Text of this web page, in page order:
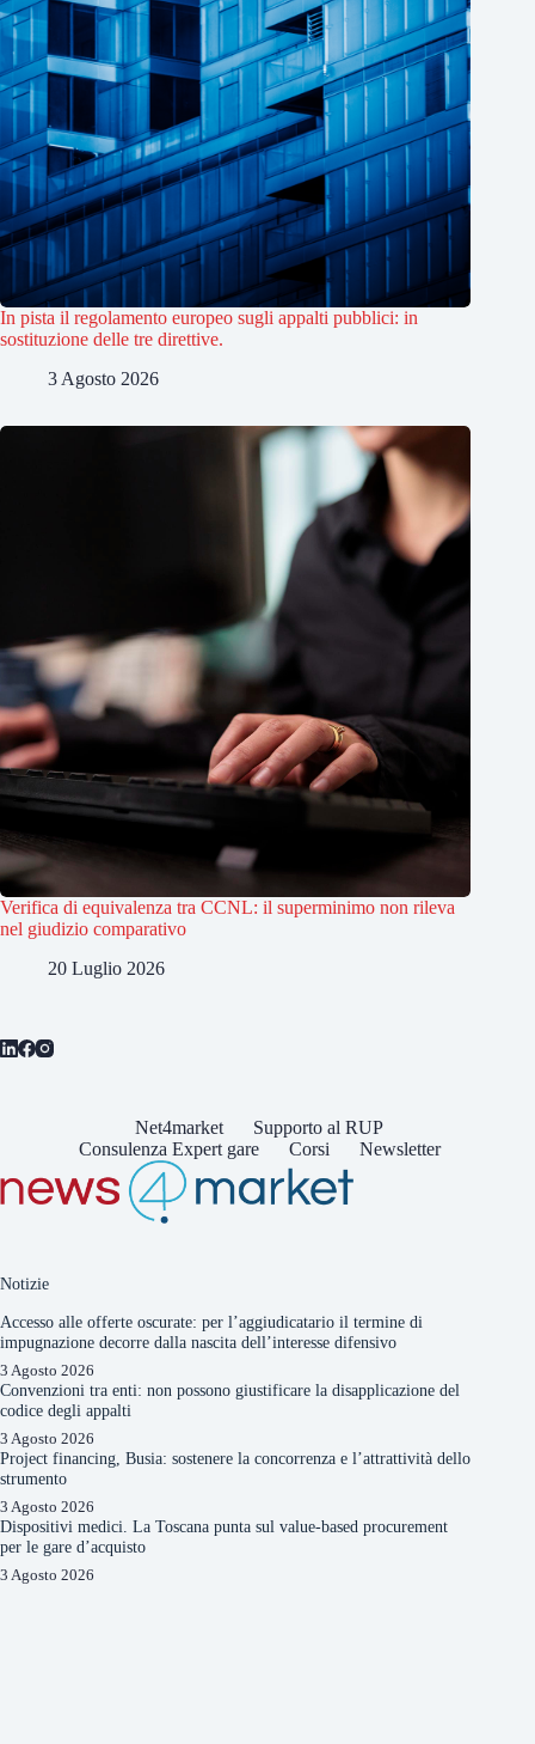
In pista il regolamento europeo sugli appalti pubblici: in
sostituzione delle tre direttive.
3 Agosto 2026
Verifica di equivalenza tra CCNL: il superminimo non rileva
nel giudizio comparativo
20 Luglio 2026
Net4market
Supporto al RUP
Consulenza Expert gare
Corsi Newsletter
Notizie
Accesso alle offerte oscurate: per l’aggiudicatario il termine di
impugnazione decorre dalla nascita dell’interesse difensivo
3 Agosto 2026
Convenzioni tra enti: non possono giustificare la disapplicazione del
codice degli appalti
3 Agosto 2026
Project financing, Busia: sostenere la concorrenza e l’attrattività dello
strumento
3 Agosto 2026
Dispositivi medici. La Toscana punta sul value-based procurement
per le gare d’acquisto
3 Agosto 2026